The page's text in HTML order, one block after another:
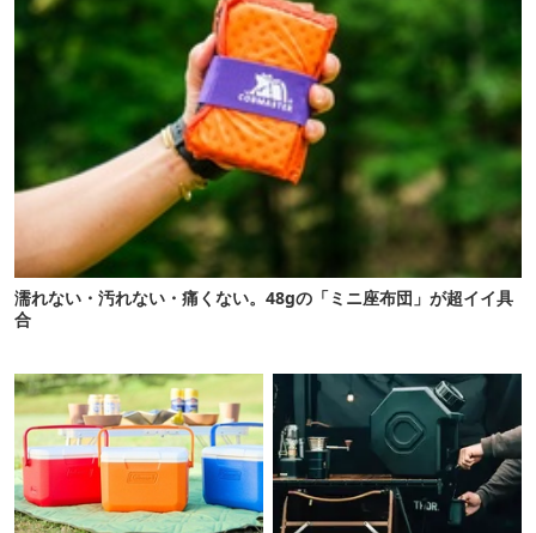
濡れない・汚れない・痛くない。48gの「ミニ座布団」が超イイ具
合